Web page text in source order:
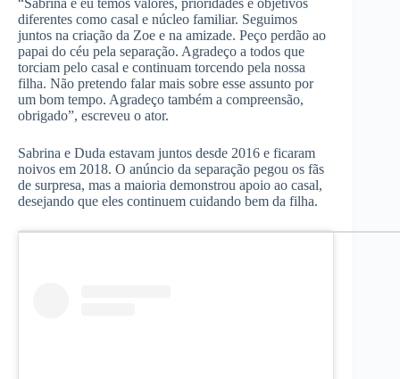
“Sabrina e eu temos valores, prioridades e objetivos
diferentes como casal e núcleo familiar. Seguimos
juntos na criação da Zoe e na amizade. Peço perdão ao
papai do céu pela separação. Agradeço a todos que
torciam pelo casal e continuam torcendo pela nossa
filha. Não pretendo falar mais sobre esse assunto por
um bom tempo. Agradeço também a compreensão,
obrigado”, escreveu o ator.
Sabrina e Duda estavam juntos desde 2016 e ficaram
noivos em 2018. O anúncio da separação pegou os fãs
de surpresa, mas a maioria demonstrou apoio ao casal,
desejando que eles continuem cuidando bem da filha.